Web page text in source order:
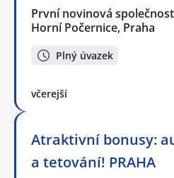
První novinová
Horní Počernice, Praha
Plný úvazek
včerejší
Atraktivní bonusy:
a tetování! PRAHA